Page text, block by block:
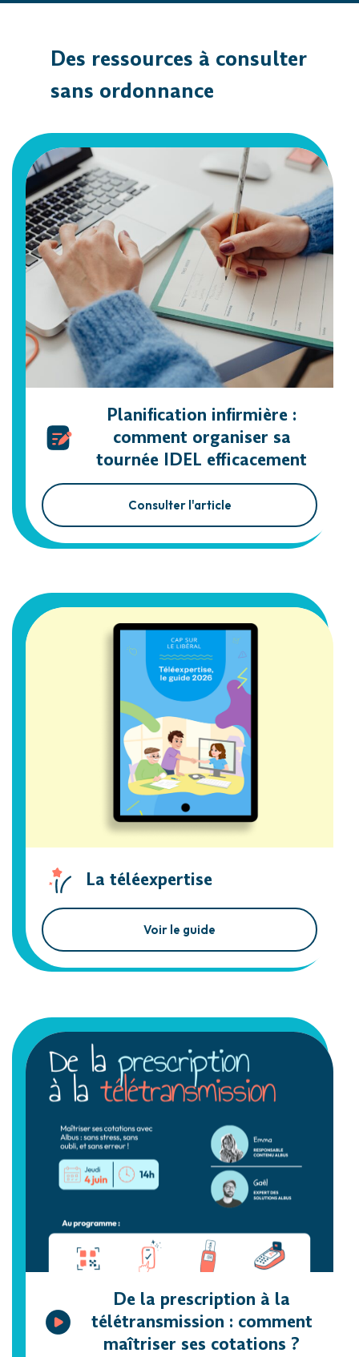
Des ressources à consulter
sans ordonnance
Planification infirmière :
comment organiser sa
tournée IDEL efficacement
Consulter l'article
La téléexpertise
Voir le guide
De la prescription à la
télétransmission : comment
maîtriser ses cotations ?